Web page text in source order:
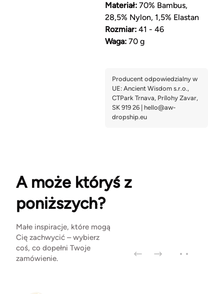
Materiał:70% Bambus,
28,5% Nylon, 1,5% Elastan
Rozmiar:41 - 46
Waga:70 g
A może któryś z
poniższych?
Małe inspiracje, które mogą
Cię zachwycić – wybierz
coś, co dopełni Twoje
zamówienie.